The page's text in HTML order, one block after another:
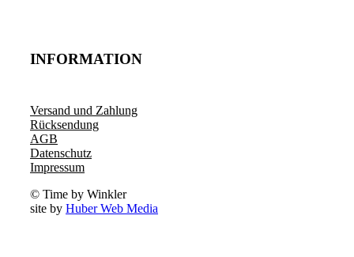
INFORMATION
Versand und Zahlung
Rücksendung
AGB
Datenschutz
Impressum
© Time by Winkler
site by Huber Web Media